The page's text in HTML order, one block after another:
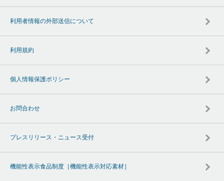
利用者情報の外部送信について
利用規約
個人情報保護ポリシー
お問合わせ
プレスリリース・ニュース受付
機能性表示食品制度［機能性表示対応素材］